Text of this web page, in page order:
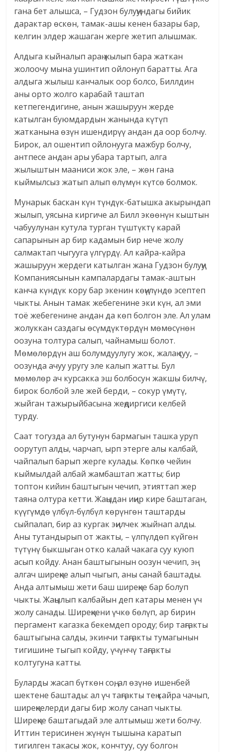
гана бет алышса, – Гудзон булуңундагы бийик
дарактар өскөн, тамак-ашы кенен базары бар,
келгин элдер жашаган жерге жетип алышмак.
Алдыга кыйналып араң жылып бара жаткан
жолоочу мына ушинтип ойлонуп баратты. Ага
алдыга жылыш канчалык оор болсо, Биллдин
аны орто жолго карабай таштап
кетпегендигине, анын жашыруун жерде
катылган буюмдардын жанында күтүп
жатканына өзүн ишендирүү андан да оор болчу.
Бирок, ал ошентип ойлонууга мажбур болчу,
антпесе андан ары убара тартып, алга
жылыштын мааниси жок эле, – жөн гана
кыймылсыз жатып алып өлүмүн күтсө болмок.
Мунарык баскан күн түндүк-батышка акырындап
жылып, уясына киргиче ал Билл экөөнүн кыштын
чабуулунан кутула турган түштүктү карай
сапарынын ар бир кадамын бир нече жолу
салмактап чыгууга үлгүрдү. Ал кайра-кайра
жашыруун жердеги катылган жана Гудзон булуңу
Компаниясынын кампалардагы тамак-аштын
канча күндүк кору бар экенин көңүлүндө эсептеп
чыкты. Анын тамак жебегенине эки күн, ал эми
тоё жебегенине андан да көп болгон эле. Ал улам
жолуккан саздагы өсүмдүктөрдүн мөмөсүнөн
оозуна толтура салып, чайнамыш болот.
Мөмөлөрдүн аш болумдуулугу жок, жалаң суу, –
оозунда ачуу уругу эле калып жатты. Бул
мөмөлөр ач курсакка эш болбосун жакшы билчү,
бирок болбой эле жей берди, – сокур үмүтү,
жыйган тажырыйбасына жеңдиргиси келбей
турду.
Саат тогузда ал бутунун бармагын ташка уруп
оорутуп алды, чарчап, ырп этерге алы калбай,
чайпалып барып жерге кулады. Көпкө чейин
кыймылдай албай жамбаштап жатты; бир
топтон кийин баштыгын чечип, этияттап жер
таяна олтура кетти. Жаңыдан иңир кире баштаган,
күүгүмдө үлбүл-бүлбүл көрүнгөн таштарды
сыйпалап, бир аз кургак эңилчек жыйнап алды.
Аны тутандырып от жакты, – үлпүлдөп күйгөн
түтүнү быкшыган отко калай чакага суу куюп
асып койду. Анан баштыгынын оозун чечип, эң
алгач ширеңке алып чыгып, аны санай баштады.
Анда алтымыш жети баш ширеңке бар болуп
чыкты. Жаңылып калбайын деп катары менен үч
жолу санады. Ширеңкени үчкө бөлүп, ар бирин
пергамент кагазка бекемдеп ороду; бир таңгакты
баштыгына салды, экинчи таңгакты тумагынын
тигишине тыгып койду, үчүнчү таңгакты
колтугуна катты.
Буларды жасап бүткөн соң, ал өзүнө ишенбей
шектене баштады: ал үч таңгакты тең кайра чачып,
ширеңкелерди дагы бир жолу санап чыкты.
Ширеңке баштагыдай эле алтымыш жети болчу.
Иттин терисинен жүнүн тышына каратып
тигилген такасы жок, кончтуу, суу болгон